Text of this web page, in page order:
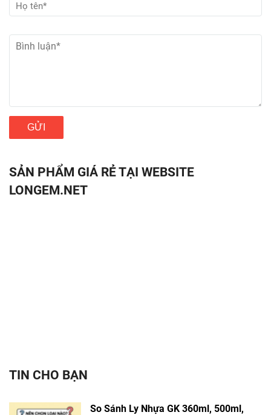
GỬI
SẢN PHẨM GIÁ RẺ TẠI WEBSITE
LONGEM.NET
TIN CHO BẠN
So Sánh Ly Nhựa GK 360ml, 500ml,